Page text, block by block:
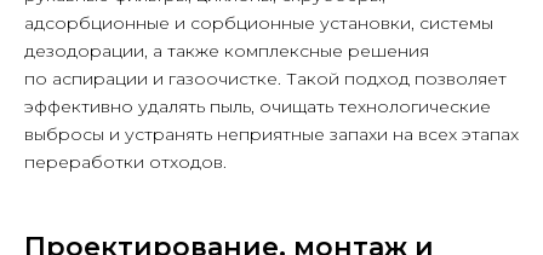
адсорбционные и сорбционные установки, системы
дезодорации, а также комплексные решения
по аспирации и газоочистке. Такой подход позволяет
эффективно удалять пыль, очищать технологические
выбросы и устранять неприятные запахи на всех этапах
переработки отходов.
Проектирование, монтаж и